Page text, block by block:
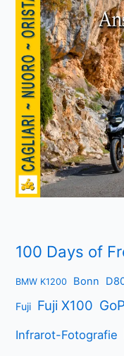
100 Days of
BMW K1200 Bonn
Fuji Fuji X100
Infrarot-Fotografie